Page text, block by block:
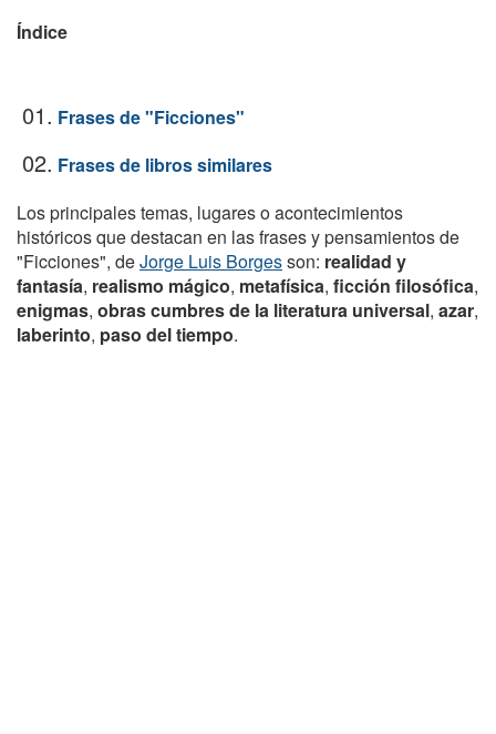
Índice
01. Frases de "Ficciones"
02. Frases de libros similares
Los principales temas, lugares o acontecimientos
históricos que destacan en las frases y pensamientos de
"Ficciones", deJorge Luis Borgesson: realidad y
fantasía, realismo mágico, metafísica, ficción filosófica,
enigmas, obras cumbres de la literatura universal, azar,
laberinto, paso del tiempo.